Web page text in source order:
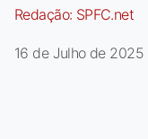
Redação: SPFC.net
16 de Julho de 2025